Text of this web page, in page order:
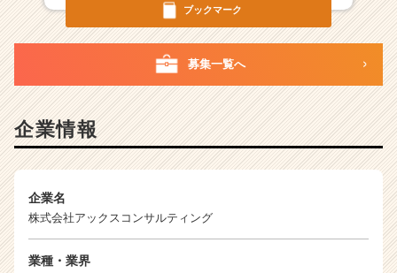
集
団
ベ
企
ブックマーク
募集一覧へ
企業情報
企業名
株式会社アックスコンサルティング
業種・業界